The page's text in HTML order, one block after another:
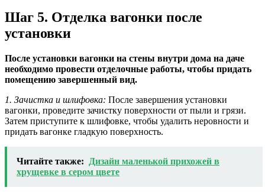
Шаг 5. Отделка вагонки после
установки
После установки вагонки на стены внутри дома на даче
необходимо провести отделочные работы, чтобы придать
помещению завершенный вид.
1. Зачистка и шлифовка: После завершения установки
вагонки, проведите зачистку поверхности от пыли и грязи.
Затем приступите к шлифовке, чтобы удалить неровности и
придать вагонке гладкую поверхность.
Читайте также:
Дизайн маленькой прихожей в
хрущевке в сером цвете